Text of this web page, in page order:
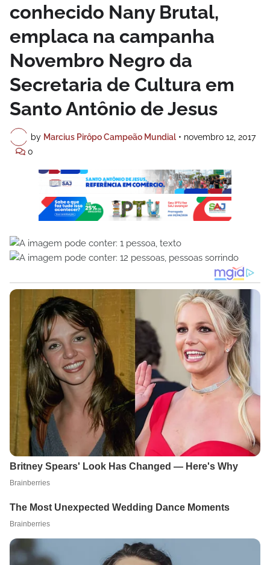
conhecido Nany Brutal,
emplaca na campanha
Novembro Negro da
Secretaria de Cultura em
Santo Antônio de Jesus
by Marcius Pirôpo Campeão Mundial • novembro 12, 2017
0